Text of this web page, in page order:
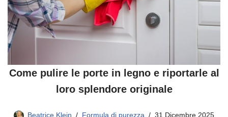
Come pulire le porte in legno e riportarle al
loro splendore originale
Beatrice Klein Formula di purezza 31 Dicembre 2025